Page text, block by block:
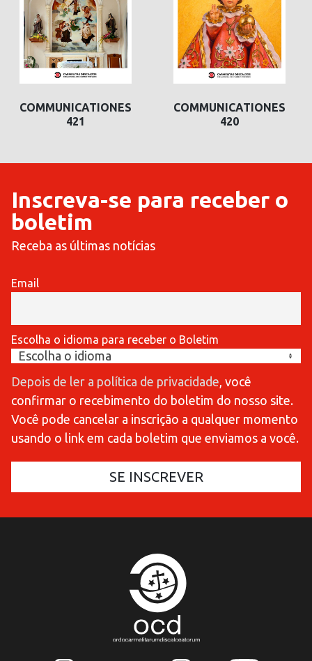
COMMUNICATIONES
420
COMMUNICATIONES
419
Inscreva-se para receber o
boletim
Receba as últimas notícias
Email
Escolha o idioma para receber o Boletim
Depois de ler a política de privacidade , você
confirmar o recebimento do boletim do nosso site.
Você pode cancelar a inscrição a qualquer momento
usando o link em cada boletim que enviamos a você.